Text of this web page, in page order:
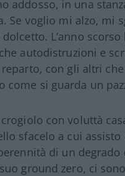
addosso, in una
Se voglio mi alzo, mi
L’anno scorso
autodistruzioni e
con gli altri
come si guarda un
con voluttà
sfacelo a cui assisto
di un degrado
ground zero, ci